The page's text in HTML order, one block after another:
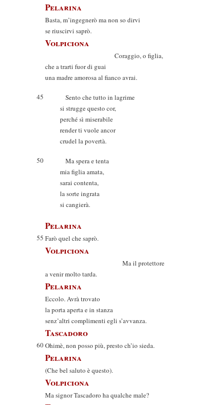
Pelarina
Basta, m’ingegnerò ma non so dirvi
se riuscirvi saprò.
Volpiciona
Coraggio, o figlia,
che a trarti fuor di guai
una madre amorosa al fianco avrai.
45
Sento che tutto in lagrime
si strugge questo cor,
perché sì miserabile
render ti vuole ancor
crudel la povertà.
50
Ma spera e tenta
mia figlia amata,
sarai contenta,
la sorte ingrata
si cangierà.
Pelarina
55 Farò quel che saprò.
Volpiciona
Ma il protettore
a venir molto tarda.
Pelarina
Eccolo. Avrà trovato
la porta aperta e in stanza
senz’altri complimenti egli s’avvanza.
Tascadoro
60Ohimè, non posso più, presto ch’io sieda.
Pelarina
(Che bel saluto è questo).
Volpiciona
Ma signor Tascadoro ha qualche male?